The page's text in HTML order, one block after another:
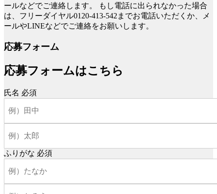
ールなどでご連絡します。
もし電話に出られなかった場合
は、フリーダイヤル0120-413-542までお電話いただくか、メ
ールやLINEなどでご連絡をお願いします。
応募フォーム
応募フォームはこちら
氏名 必須
ふりがな 必須